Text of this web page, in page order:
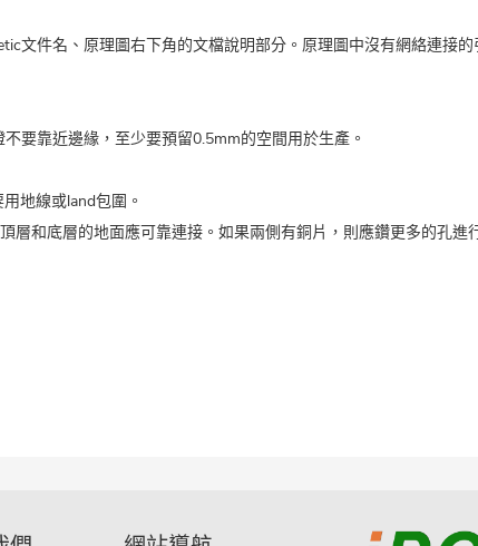
文件名、原理圖右下角的文檔說明部分。原理圖中沒有網絡連接
要靠近邊緣，至少要預留0.5mm的空間用於生產。
地線或land包圍。
和底層的地面應可靠連接。如果兩側有銅片，則應鑽更多的孔進